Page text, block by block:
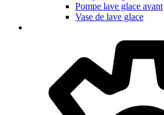
Pompe lave glace avant
Vase de lave glace